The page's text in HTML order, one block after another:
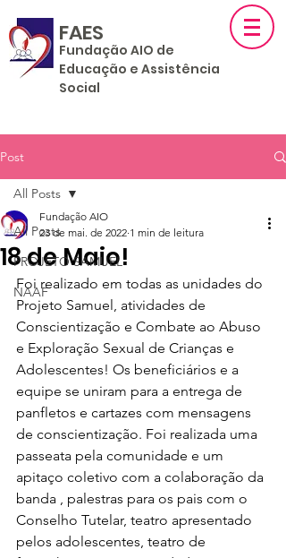
FAES
Fundação AIO de
Educação e Assistência
Social
Post
All Posts
PROJETO SAMUEL
NAAF
All Posts
18 de Maio!
Fundação AIO
23 de mai. de 2022 1 min de leitura
Foi realizado em todas as unidades do
Projeto Samuel, atividades de
Conscientização e Combate ao Abuso
e Exploração Sexual de Crianças e
Adolescentes! Os beneficiários e a
equipe se uniram para a entrega de
panfletos e cartazes com mensagens
de conscientização. Foi realizada uma
passeata pela comunidade e um
apitaço coletivo com a colaboração da
banda , palestras para os pais com o
Conselho Tutelar, teatro apresentado
pelos adolescentes, teatro de